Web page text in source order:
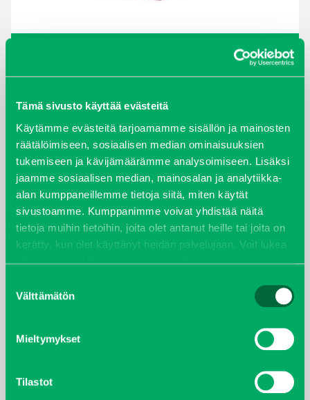
Tämä sivusto käyttää evästeitä
Käytämme evästeitä tarjoamamme sisällön ja mainosten
räätälöimiseen, sosiaalisen median ominaisuuksien
tukemiseen ja kävijämäärämme analysoimiseen. Lisäksi
jaamme sosiaalisen median, mainosalan ja analytiikka-
alan kumppaneillemme tietoja siitä, miten käytät
sivustoamme. Kumppanimme voivat yhdistää näitä
tietoja muihin tietoihin, joita olet antanut heille tai joita on
kerätty, kun olet käyttänyt heidän palvelujaan. Voit lukea
lisää evästeistä sekä muuttaa hyväksyntääsievästeet
valinta
Välttämätön
Mieltymykset
Tilastot
maaliskuu 2026
elokuu 2024
syyskuu 2023
joulukuu 2022
huhtikuu 2022
helmikuu 2022
joulukuu 2021